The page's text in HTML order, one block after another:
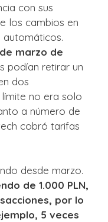
con sus
los cambios en
automáticos.
marzo de
podían retirar un
dos
no era solo
a número de
cobró tarifas
desde marzo.
de 1.000 PLN,
por lo
5 veces